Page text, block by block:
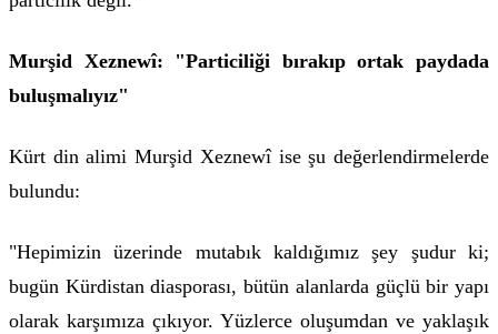
Murşid Xeznewî: "Particiliği bırakıp ortak paydada
buluşmalıyız"
Kürt din alimi Murşid Xeznewî ise şu değerlendirmelerde
bulundu:
"Hepimizin üzerinde mutabık kaldığımız şey şudur ki;
bugün Kürdistan diasporası, bütün alanlarda güçlü bir yapı
olarak karşımıza çıkıyor. Yüzlerce oluşumdan ve yaklaşık